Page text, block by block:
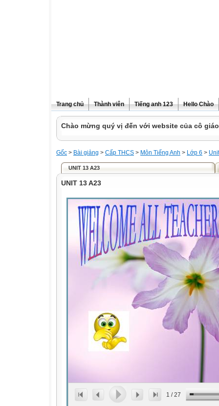
Trang chủ Thành viên Tiếng anh 123 Hello Chào
Chào mừng quý vị đến với website của cô
Gốc > Bài giảng > Cấp THCS > Môn Tiếng Anh > Lớp 6 >
UNIT 13 A23
UNIT 13 A23
1 /27